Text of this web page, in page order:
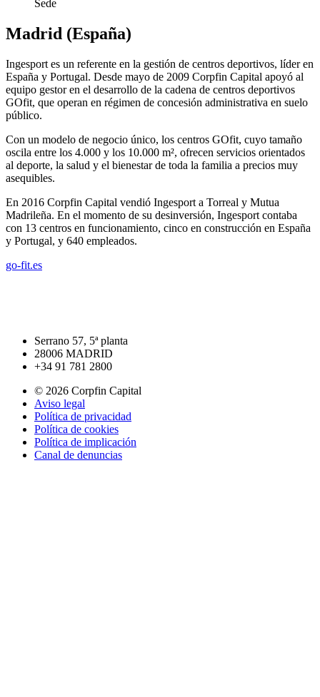
Sede
Madrid (España)
Ingesport es un referente en la gestión de centros deportivos, líder en
España y Portugal. Desde mayo de 2009 Corpfin Capital apoyó al
equipo gestor en el desarrollo de la cadena de centros deportivos
GOfit, que operan en régimen de concesión administrativa en suelo
público.
Con un modelo de negocio único, los centros GOfit, cuyo tamaño
oscila entre los 4.000 y los 10.000 m², ofrecen servicios orientados
al deporte, la salud y el bienestar de toda la familia a precios muy
asequibles.
En 2016 Corpfin Capital vendió Ingesport a Torreal y Mutua
Madrileña. En el momento de su desinversión, Ingesport contaba
con 13 centros en funcionamiento, cinco en construcción en España
y Portugal, y 640 empleados.
go-fit.es
Serrano 57, 5ª planta
28006 MADRID
+34 91 781 2800
© 2026 Corpfin Capital
Aviso legal
Política de privacidad
Política de cookies
Política de implicación
Canal de denuncias